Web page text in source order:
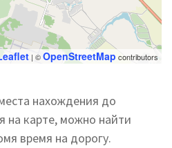
| ©OpenStreetMap contributors
нахождения до
на карте, можно найти
время на дорогу.